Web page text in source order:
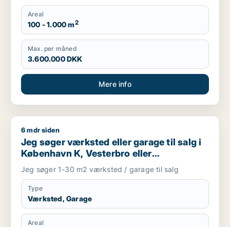
Areal
100 - 1.000 m2
Max. per måned
3.600.000 DKK
Mere info
Jeg søger værksted eller garage til salg i København K,
6 mdr siden
Jeg søger værksted eller garage til salg i
København K, Vesterbro eller
Frederiksberg m.fl.
Jeg søger 1-30 m2 værksted / garage til salg
Type
Værksted, Garage
Areal